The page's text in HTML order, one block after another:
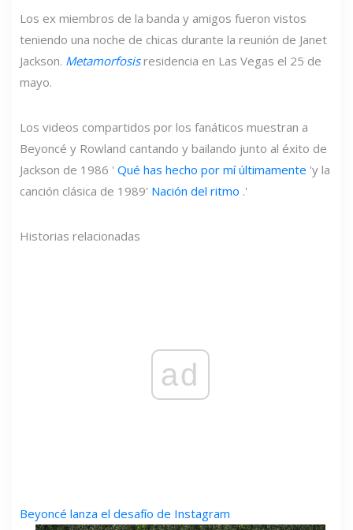
Los ex miembros de la banda y amigos fueron vistos
teniendo una noche de chicas durante la reunión de Janet
Jackson. Metamorfosis residencia en Las Vegas el 25 de
mayo.
Los videos compartidos por los fanáticos muestran a
Beyoncé y Rowland cantando y bailando junto al éxito de
Jackson de 1986 ' Qué has hecho por mí últimamente 'y la
canción clásica de 1989' Nación del ritmo .'
Historias relacionadas
ad
Beyoncé lanza el desafío de Instagram